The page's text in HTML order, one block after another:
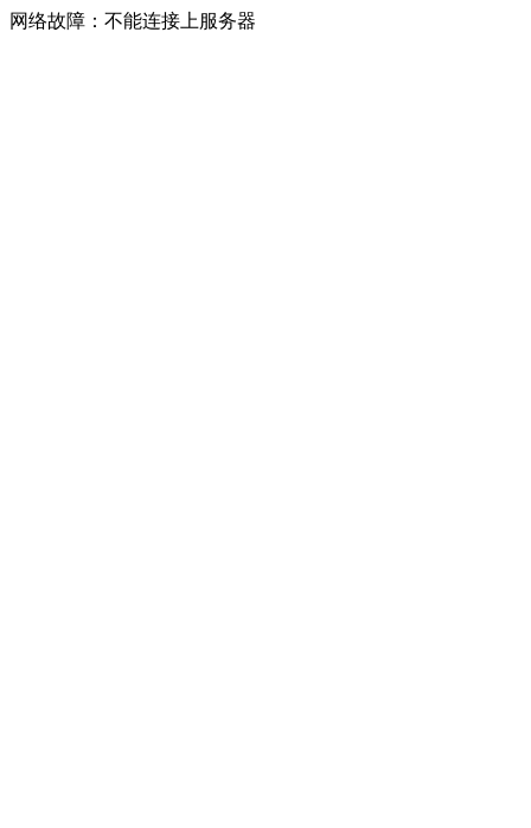
网络故障：不能连接上服务器